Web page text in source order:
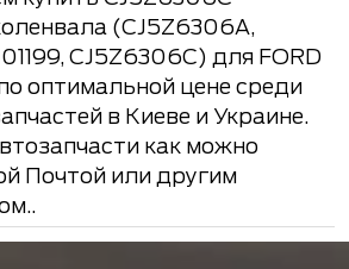
(CJ5Z6306A,
CJ5Z6306C) для FORD
оптимальной цене среди
в Киеве и Украине.
как можно
Почтой или другим